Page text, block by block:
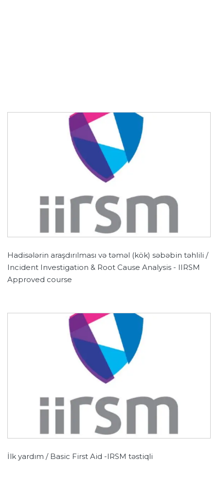
Hadisələrin araşdırılması və təməl (kök) səbəbin təhlili /
Incident Investigation & Root Cause Analysis - IIRSM
Approved course
İlk yardım / Basic First Aid -IRSM təstiqli